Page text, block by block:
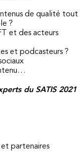
de qualité tout
?
et des acteurs
et podcasteurs ?
du SATIS 2021
et partenaires